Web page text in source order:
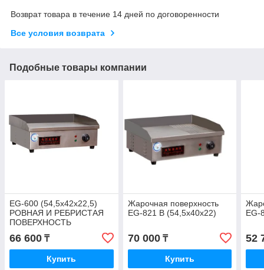
Возврат товара в течение 14 дней по договоренности
Все условия возврата
Подобные товары компании
EG-600 (54,5х42х22,5)
РОВНАЯ И РЕБРИСТАЯ
ПОВЕРХНОСТЬ
66 600 ₸
Купить
Жарочная поверхность
EG-821 B (54,5х40х22)
70 000₸
Купить
EG-
52